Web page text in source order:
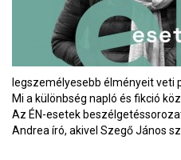
legszemélyesebb élményeit veti
Mi a különbség napló és fikció
Az ÉN-esetek
Andrea író, akivel Szegő János